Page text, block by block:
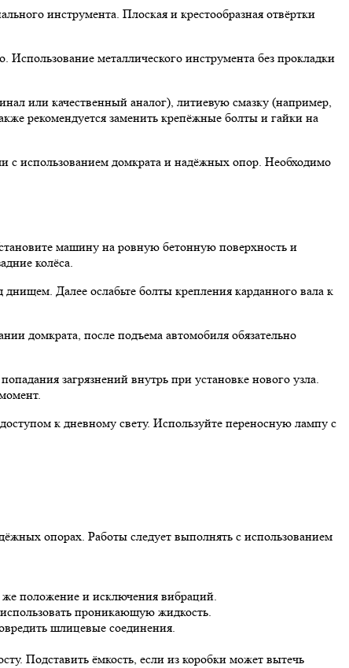
инструмента. Плоская и крестообразная отвёртки
металлического инструмента без прокладки
или качественный аналог), литиевую смазку (например,
рекомендуется заменить крепёжные болты и гайки на
с использованием домкрата и надёжных опор. Необходимо
машину на ровную бетонную поверхность и
колёса.
Далее ослабьте болты крепления карданного вала к
домкрата, после подъема автомобиля обязательно
загрязнений внутрь при установке нового узла.
к дневному свету. Используйте переносную лампу с
опорах. Работы следует выполнять с использованием
же положение и исключения вибраций.
проникающую жидкость.
шлицевые соединения.
Подставить ёмкость, если из коробки может вытечь